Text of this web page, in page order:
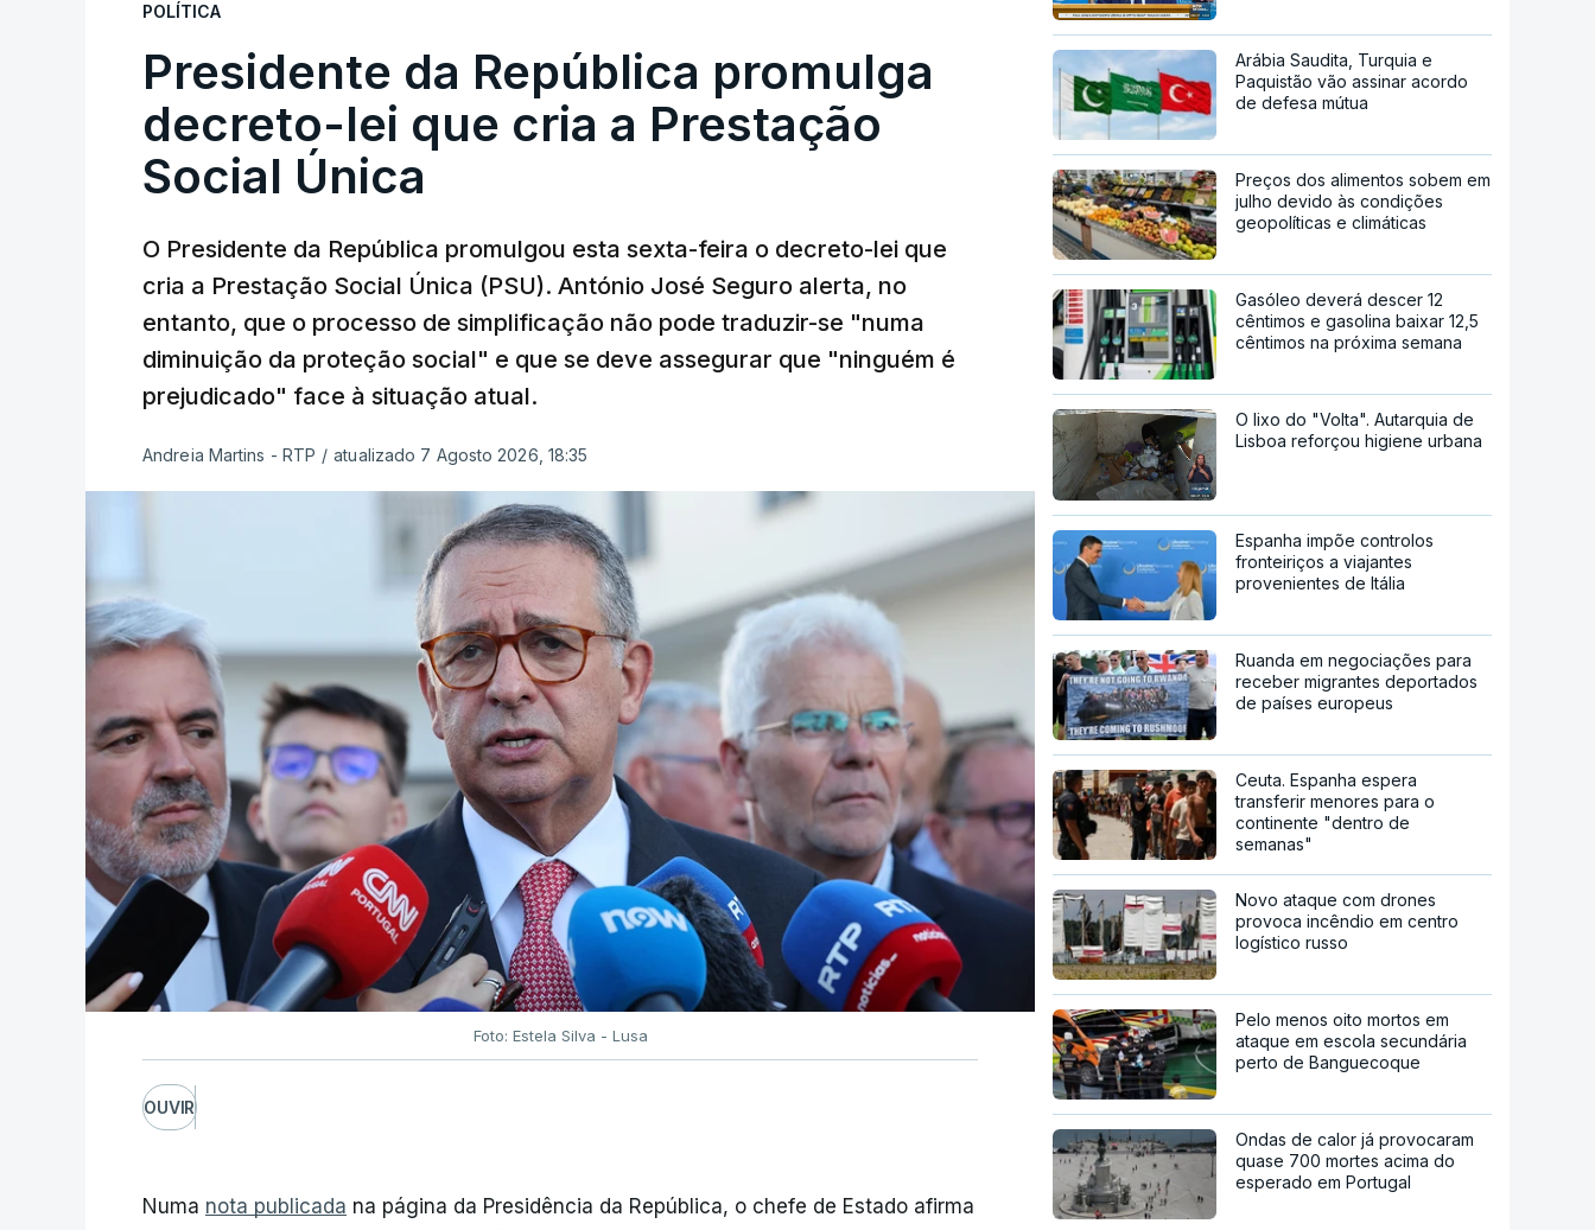
POLÍTICA
Presidente da República promulga
decreto-lei que cria a Prestação
Social Única
O Presidente da República promulgou esta sexta-feira o decreto-lei que
cria a Prestação Social Única (PSU). António José Seguro alerta, no
entanto, que o processo de simplificação não pode traduzir-se "numa
diminuição da proteção social" e que se deve assegurar que "ninguém é
prejudicado" face à situação atual.
Andreia Martins - RTP / atualizado 7 Agosto 2026, 18:35
Foto: Estela Silva - Lusa
OUVIR
Numa nota publicada na página da Presidência da República, o chefe de Estado afirma
Arábia Saudita, Turquia e
Paquistão vão assinar acordo
de defesa mútua
Preços dos alimentos sobem em
julho devido às condições
geopolíticas e climáticas
Gasóleo deverá descer 12
cêntimos e gasolina baixar 12,5
cêntimos na próxima semana
O lixo do "Volta". Autarquia de
Lisboa reforçou higiene urbana
Espanha impõe controlos
fronteiriços a viajantes
provenientes de Itália
Ruanda em negociações para
receber migrantes deportados
de países europeus
Ceuta. Espanha espera
transferir menores para o
continente "dentro de
semanas"
Novo ataque com drones
provoca incêndio em centro
logístico russo
Pelo menos oito mortos em
ataque em escola secundária
perto de Banguecoque
Ondas de calor já provocaram
quase 700 mortes acima do
esperado em Portugal